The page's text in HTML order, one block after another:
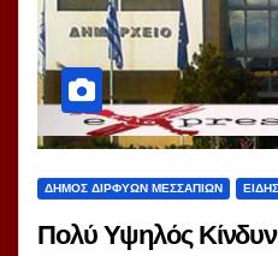
ΔΗΜΟΣ ΔΙΡΦΥΩΝ ΜΕΣΣΑΠΙΩΝ
Πολύ Υψηλός